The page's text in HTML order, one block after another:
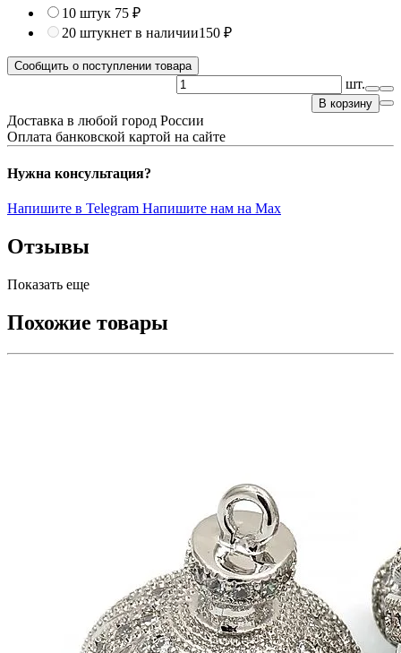
10 штук 75 ₽
20 штукнет в наличии150 ₽
Сообщить о поступлении товара
шт.
В корзину
Доставка в любой город России
Оплата банковской картой на сайте
Нужна консультация?
Напишите в Telegram Напишите нам на Max
Отзывы
Показать еще
Похожие товары